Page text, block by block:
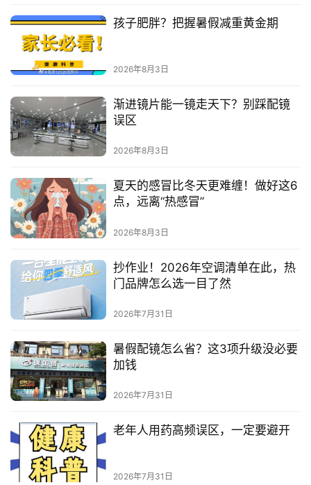
费
科
技
经
教
专
题
汽
车
·
新
能
源
登录 注册
孩子肥胖？把握暑假减重黄金期
2026年8月3日
渐进镜片能一镜走天下？别踩配镜
误区
2026年8月3日
夏天的感冒比冬天更难缠！做好这6
点，远离“热感冒”
2026年8月3日
抄作业！2026年空调清单在此，热
门品牌怎么选一目了然
2026年7月31日
暑假配镜怎么省？这3项升级没必要
加钱
2026年7月31日
老年人用药高频误区，一定要避开
2026年7月31日